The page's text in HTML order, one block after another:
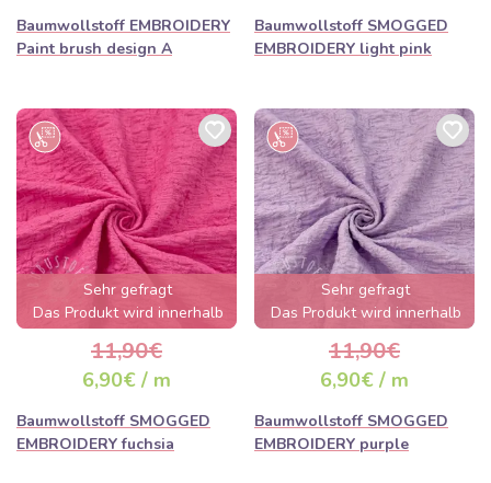
Baumwollstoff EMBROIDERY
Paint brush design A
Baumwollstoff SMOGGED
EMBROIDERY light pink
Sehr gefragt
Das Produkt wird innerhalb
von wenigen Stunden
ausverkauft sein
11,90€
6,90€ / m
Baumwollstoff SMOGGED
EMBROIDERY fuchsia
Sehr gefragt
Das Produkt wird innerhalb
von wenigen Stunden
ausverkauft sein
11,90€
6,90€ / m
Baumwollstoff SMOGGED
EMBROIDERY purple